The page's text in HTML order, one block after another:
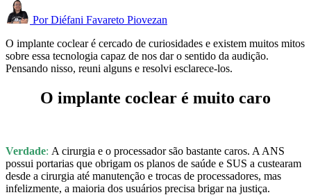
Por Diéfani Favareto Piovezan
O implante coclear é cercado de curiosidades e existem muitos mitos
sobre essa tecnologia capaz de nos dar o sentido da audição.
Pensando nisso, reuni alguns e resolvi esclarece-los.
O implante coclear é muito caro
Verdade: A cirurgia e o processador são bastante caros. A ANS
possui portarias que obrigam os planos de saúde e SUS a custearam
desde a cirurgia até manutenção e trocas de processadores, mas
infelizmente, a maioria dos usuários precisa brigar na justiça.